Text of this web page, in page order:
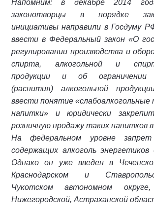
Напомним: в декабре 2014
законотворцы в порядке
инициативы направили в Госдуму
ввести в Федеральный закон «О
регулировании производства и
спирта, алкогольной и
продукции и об ограничении
(распития) алкогольной
ввести понятие
напитки» и юридически
розничную продажу таких напитков
На федеральном уровне
содержащих алкоголь
Однако он уже введен в
Краснодарском и
Чукотском автономном округе,
Нижегородской, Астраханской